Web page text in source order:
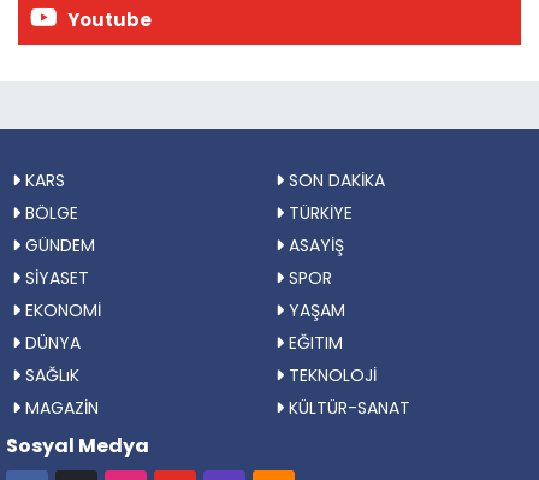
Youtube
KARS
SON DAKİKA
BÖLGE
TÜRKİYE
GÜNDEM
ASAYİŞ
SİYASET
SPOR
EKONOMİ
YAŞAM
DÜNYA
EĞITIM
SAĞLıK
TEKNOLOJİ
MAGAZİN
KÜLTÜR-SANAT
Sosyal Medya